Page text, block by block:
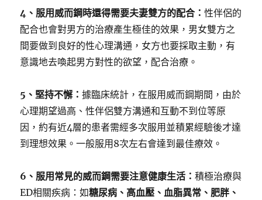
4、服用威而鋼時還得需要夫妻雙方的配合：性伴侶的
配合也會對男方的治療產生極佳的效果，男女雙方之
間要做到良好的性心理溝通，女方也要採取主動，有
意識地去喚起男方對性的欲望，配合治療。
5、堅持不懈：據臨床統計，在服用威而鋼期間，由於
心理期望過高、性伴侶雙方溝通和互動不到位等原
因，約有近4層的患者需經多次服用並積累經驗後才達
到理想效果。一般服用8次左右會達到最佳療效。
6、服用常見的威而鋼需要注意健康生活：積極治療與
ED相關疾病：如糖尿病、高血壓、血脂異常、肥胖、